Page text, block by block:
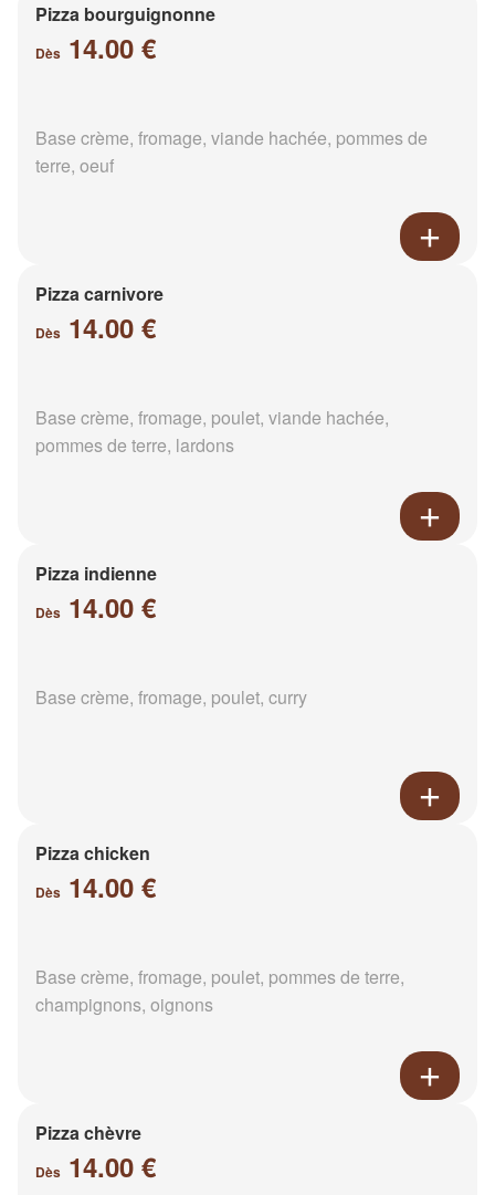
Pizza bourguignonne
Dès 14.00 €
Base crème, fromage, viande hachée, pommes de
terre, oeuf
Pizza carnivore
Dès 14.00 €
Base crème, fromage, poulet, viande hachée,
pommes de terre, lardons
Pizza indienne
Dès 14.00 €
Base crème, fromage, poulet, curry
Pizza chicken
Dès 14.00 €
Base crème, fromage, poulet, pommes de terre,
champignons, oignons
Pizza chèvre
Dès 14.00 €